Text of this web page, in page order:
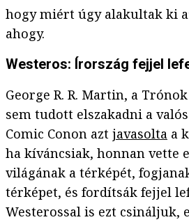
hogy miért úgy alakultak ki
ahogy.
Westeros: Írország fejjel
George R. R. Martin, a
sem tudott elszakadni a
Comic Conon azt javasolta a
ha kíváncsiak, honnan vette
világának a térképét,
térképet, és fordítsák fejjel
Westerossal is ezt csináljuk,